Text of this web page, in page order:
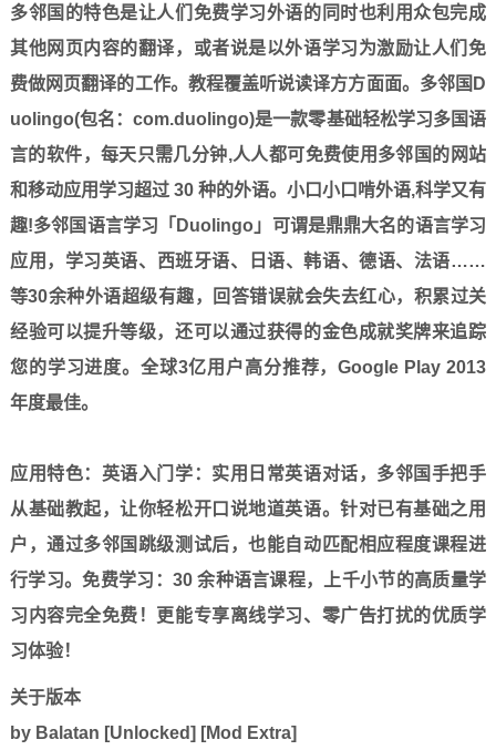
多邻国的特色是让人们免费学习外语的同时也利用众包完成
其他网页内容的翻译，或者说是以外语学习为激励让人们免
费做网页翻译的工作。教程覆盖听说读译方方面面。多邻国D
uolingo(包名：com.duolingo)是一款零基础轻松学习多国语
言的软件，每天只需几分钟,人人都可免费使用多邻国的网站
和移动应用学习超过 30 种的外语。小口小口啃外语,科学又有
趣!多邻国语言学习「Duolingo」可谓是鼎鼎大名的语言学习
应用，学习英语、西班牙语、日语、韩语、德语、法语……
等30余种外语超级有趣，回答错误就会失去红心，积累过关
经验可以提升等级，还可以通过获得的金色成就奖牌来追踪
您的学习进度。全球3亿用户高分推荐，Google Play 2013
年度最佳。
应用特色：英语入门学：实用日常英语对话，多邻国手把手
从基础教起，让你轻松开口说地道英语。针对已有基础之用
户，通过多邻国跳级测试后，也能自动匹配相应程度课程进
行学习。免费学习：30 余种语言课程，上千小节的高质量学
习内容完全免费！更能专享离线学习、零广告打扰的优质学
习体验！
关于版本
by Balatan [Unlocked] [Mod Extra]